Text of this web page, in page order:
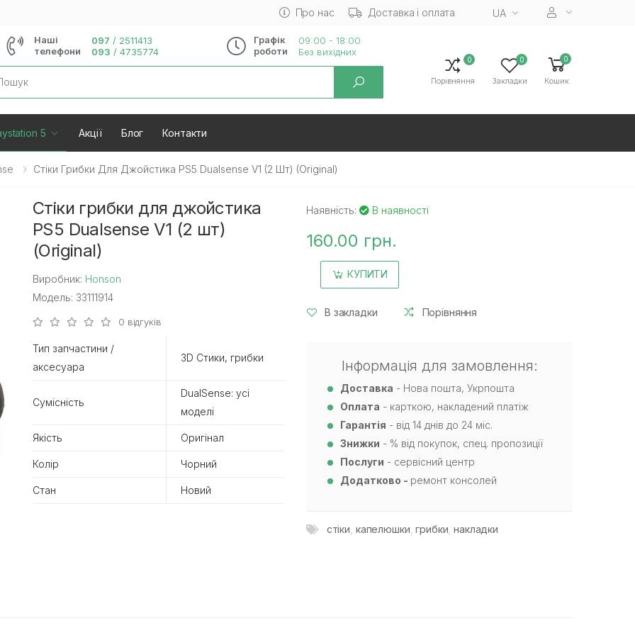
Про нас Доставка і оплата UA
Наші
телефони
097 / 2511413
093 / 4735774
Графік
роботи
09:00 - 18:00
Без вихiдних
0
Порівняння
0
Закладки
0
Кошик
5 Акції Блог Контакти
Стіки Грибки Для Джойстика PS5 Dualsense V1 (2 Шт) (Original)
Стіки грибки для джойстика
PS5 Dualsense V1 (2 шт)
(Original)
Виробник: Honson
Модель: 33111914
0 відгуків
Тип запчастини /
аксесуара
3D Стики, грибки
Сумісність
DualSense: усі
моделі
Якість Оригінал
Колір Чорний
Стан Новий
Наявність: В наявності
160.00 грн.
КУПИТИ
В закладки Порівняння
Інформація для замовлення:
Доставка - Нова пошта, Укрпошта
Оплата - карткою, накладений платіж
Гарантія - від 14 днів до 24 міс.
Знижки - % від покупок, спец. пропозиції
Послуги - сервісний центр
Додатково - ремонт консолей
стіки капелюшки ,грибки ,накладки